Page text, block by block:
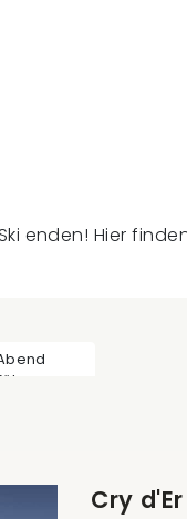
enden! Hier
Cry